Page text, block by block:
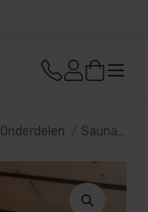
Onderdelen Sauna interieur